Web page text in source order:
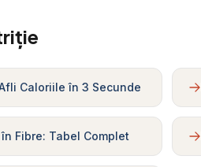
Caloriile în 3 Secunde
Fibre: Tabel Complet